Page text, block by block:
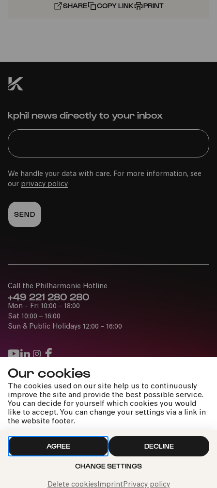
Our cookies
The cookies used on our site help us to continuously
improve the site and provide the best possible service.
You can decide for yourself which cookies you would
like to accept. You can change your settings via a link in
the website footer.
AGREE DECLINE
CHANGE SETTINGS
Delete cookiesImprintPrivacy policy
PAST EVENT
SHARE COPY LINK PRINT
kphil news directly to your inbox
We handle your data with care. For more information, see
our privacy policy
Press
Jobs
News
Contact
Submit a withdrawal request
Call the Philharmonie Hotline
+49 221 280 280
Mon - Fri 10:00 – 18:00
Sat 10:00 – 16:00
Sun & Public Holidays 12:00 – 16:00
Cookie settings